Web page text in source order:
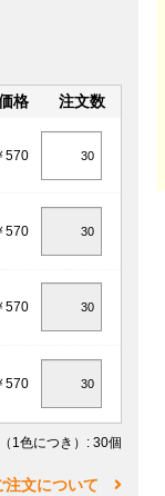
格 注文数
570
570
570
570
（1色につき） : 30個
注文について